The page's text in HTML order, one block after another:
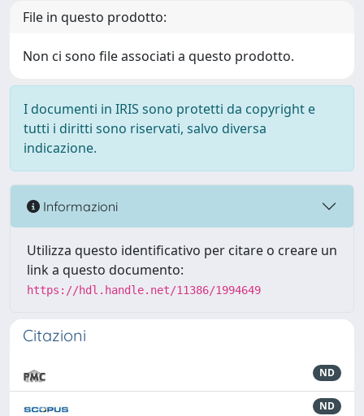
File in questo prodotto:
Non ci sono file associati a questo prodotto.
I documenti in IRIS sono protetti da copyright e
tutti i diritti sono riservati, salvo diversa
indicazione.
Informazioni
Utilizza questo identificativo per citare o creare un
link a questo documento:
https://hdl.handle.net/11386/1994649
Citazioni
ND
ND